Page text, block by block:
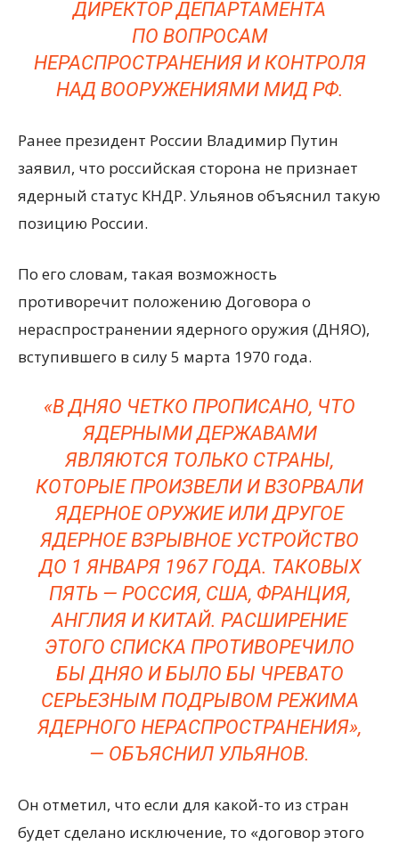
ДИРЕКТОР ДЕПАРТАМЕНТА
ПО ВОПРОСАМ
НЕРАСПРОСТРАНЕНИЯ И КОНТРОЛЯ
НАД ВООРУЖЕНИЯМИ МИД РФ.
Ранее президент России Владимир Путин
заявил, что российская сторона не признает
ядерный статус КНДР. Ульянов объяснил такую
позицию России.
По его словам, такая возможность
противоречит положению Договора о
нераспространении ядерного оружия (ДНЯО),
вступившего в силу 5 марта 1970 года.
«В ДНЯО ЧЕТКО ПРОПИСАНО, ЧТО
ЯДЕРНЫМИ ДЕРЖАВАМИ
ЯВЛЯЮТСЯ ТОЛЬКО СТРАНЫ,
КОТОРЫЕ ПРОИЗВЕЛИ И ВЗОРВАЛИ
ЯДЕРНОЕ ОРУЖИЕ ИЛИ ДРУГОЕ
ЯДЕРНОЕ ВЗРЫВНОЕ УСТРОЙСТВО
ДО 1 ЯНВАРЯ 1967 ГОДА. ТАКОВЫХ
ПЯТЬ — РОССИЯ, США, ФРАНЦИЯ,
АНГЛИЯ И КИТАЙ. РАСШИРЕНИЕ
ЭТОГО СПИСКА ПРОТИВОРЕЧИЛО
БЫ ДНЯО И БЫЛО БЫ ЧРЕВАТО
СЕРЬЕЗНЫМ ПОДРЫВОМ РЕЖИМА
ЯДЕРНОГО НЕРАСПРОСТРАНЕНИЯ»,
— ОБЪЯСНИЛ УЛЬЯНОВ.
Он отметил, что если для какой-то из стран
будет сделано исключение, то «договор этого